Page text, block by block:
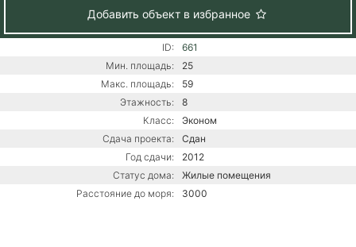
Добавить объект в избранное
ID:
661
Мин. площадь:
25
Макс. площадь:
59
Этажность:
8
Класс:
Эконом
Сдача проекта:
Сдан
Год сдачи:
2012
Статус дома:
Жилые помещения
Расстояние до моря:
3000